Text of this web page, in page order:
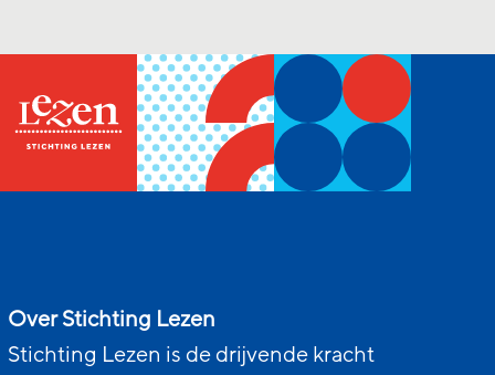
Over Stichting Lezen
Stichting Lezen is de drijvende kracht